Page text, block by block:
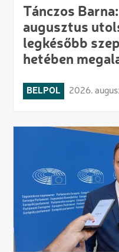
Tánczos
augusztus
legkésőbb
hetében
BELPOL 2026.